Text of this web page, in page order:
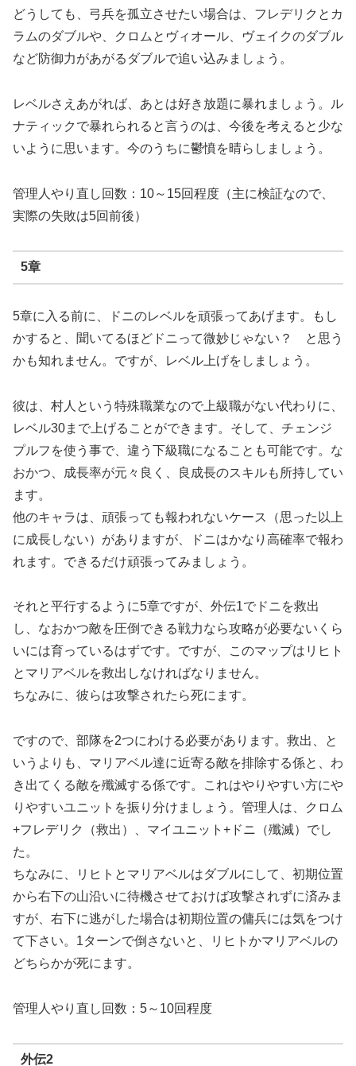
どうしても、弓兵を孤立させたい場合は、フレデリクとカ
ラムのダブルや、クロムとヴィオール、ヴェイクのダブル
など防御力があがるダブルで追い込みましょう。
レベルさえあがれば、あとは好き放題に暴れましょう。ル
ナティックで暴れられると言うのは、今後を考えると少な
いように思います。今のうちに鬱憤を晴らしましょう。
管理人やり直し回数：10～15回程度（主に検証なので、
実際の失敗は5回前後）
5章
5章に入る前に、ドニのレベルを頑張ってあげます。もし
かすると、聞いてるほどドニって微妙じゃない？ と思う
かも知れません。ですが、レベル上げをしましょう。
彼は、村人という特殊職業なので上級職がない代わりに、
レベル30まで上げることができます。そして、チェンジ
プルフを使う事で、違う下級職になることも可能です。な
おかつ、成長率が元々良く、良成長のスキルも所持してい
ます。
他のキャラは、頑張っても報われないケース（思った以上
に成長しない）がありますが、ドニはかなり高確率で報わ
れます。できるだけ頑張ってみましょう。
それと平行するように5章ですが、外伝1でドニを救出
し、なおかつ敵を圧倒できる戦力なら攻略が必要ないくら
いには育っているはずです。ですが、このマップはリヒト
とマリアベルを救出しなければなりません。
ちなみに、彼らは攻撃されたら死にます。
ですので、部隊を2つにわける必要があります。救出、と
いうよりも、マリアベル達に近寄る敵を排除する係と、わ
き出てくる敵を殲滅する係です。これはやりやすい方にや
りやすいユニットを振り分けましょう。管理人は、クロム
+フレデリク（救出）、マイユニット+ドニ（殲滅）でし
た。
ちなみに、リヒトとマリアベルはダブルにして、初期位置
から右下の山沿いに待機させておけば攻撃されずに済みま
すが、右下に逃がした場合は初期位置の傭兵には気をつけ
て下さい。1ターンで倒さないと、リヒトかマリアベルの
どちらかが死にます。
管理人やり直し回数：5～10回程度
外伝2